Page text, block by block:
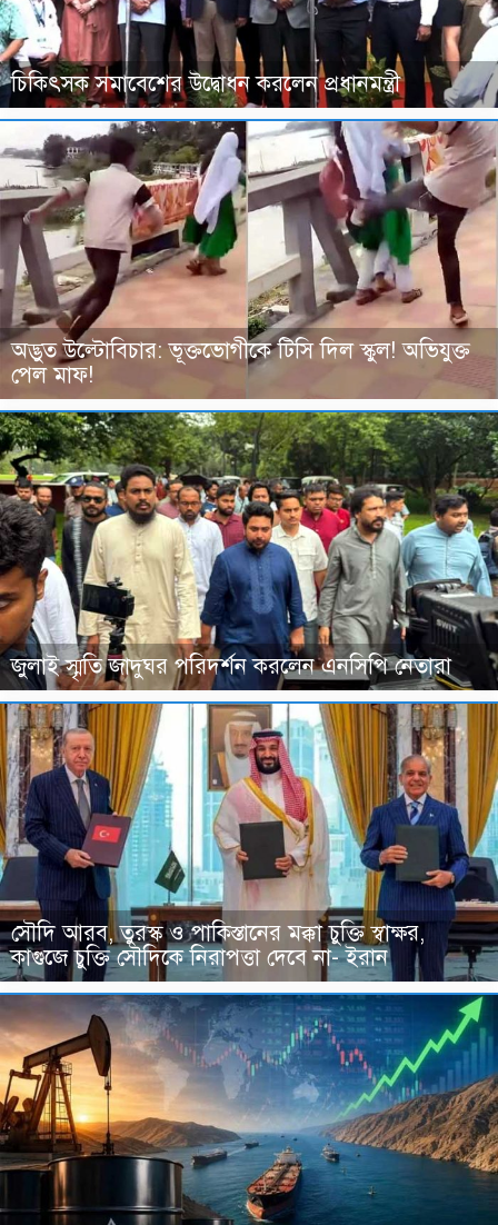
চিকিৎসক সমাবেশের উদ্বোধন করলেন প্রধানমন্ত্রী
অদ্ভুত উল্টোবিচার: ভূক্তভোগীকে টিসি দিল স্কুল! অভিযুক্ত
পেল মাফ!
জুলাই স্মৃতি জাদুঘর পরিদর্শন করলেন এনসিপি নেতারা
সৌদি আরব, তুরস্ক ও পাকিস্তানের মক্কা চুক্তি স্বাক্ষর,
কাগুজে চুক্তি সৌদিকে নিরাপত্তা দেবে না- ইরান